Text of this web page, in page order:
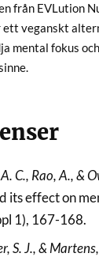
från EVLution
ett veganskt
mental fokus
C., Rao, A., &
its effect on
1), 167-168.
S. J., & Martens,